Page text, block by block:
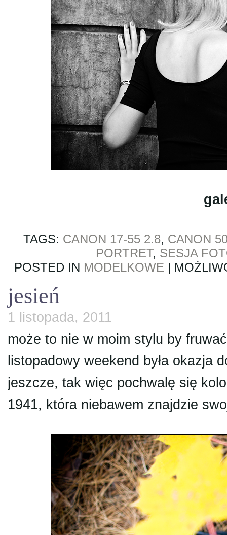
TAGS: CANON 17-55 2.8, CANON
PORTRET, SESJA
POSTED IN MODELKOWE |
jesień
1 listopada, 2011
może to nie w moim stylu by
listopadowy weekend była okazja
jeszcze, tak więc pochwalę się
1941, która niebawem znajdzie